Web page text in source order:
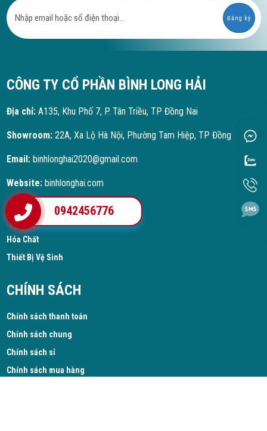
Đăng ký
CÔNG TY CỔ PHẦN BÌNH LONG HẢI
Địa chỉ:A135, Khu Phố 7, P. Tân Triều, TP Đồng Nai
Showroom:22A, Xa Lộ Hà Nội, Phường Tam Hiệp, TP Đồng Nai
Email:binhlonghai2020@gmail.com
Website: binhlonghai.com
SẢN PHẨM
Hóa Chất
Thiết Bị Vệ Sinh
CHÍNH SÁCH
Chính sách thanh toán
Chính sách chung
Chính sách sỉ
Chính sách mua hàng
0942456776